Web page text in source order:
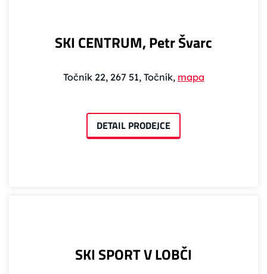
SKI CENTRUM, Petr Švarc
Točník 22, 267 51, Točník, mapa
DETAIL PRODEJCE
SKI SPORT V LOBČI